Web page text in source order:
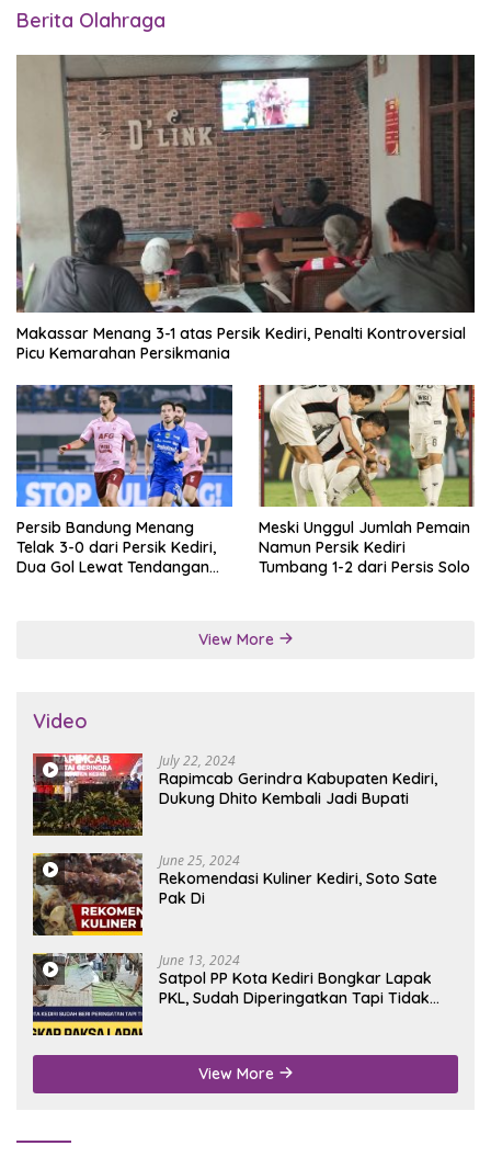
Berita Olahraga
Makassar Menang 3-1 atas Persik Kediri, Penalti Kontroversial
Picu Kemarahan Persikmania
Persib Bandung Menang
Telak 3-0 dari Persik Kediri,
Dua Gol Lewat Tendangan
Meski Unggul Jumlah Pemain
Namun Persik Kediri
Tumbang 1-2 dari Persis Solo
View More
Video
July 22, 2024
Rapimcab Gerindra Kabupaten Kediri,
Dukung Dhito Kembali Jadi Bupati
June 25, 2024
Rekomendasi Kuliner Kediri, Soto Sate
Pak Di
June 13, 2024
Satpol PP Kota Kediri Bongkar Lapak
PKL, Sudah Diperingatkan Tapi Tidak
View More